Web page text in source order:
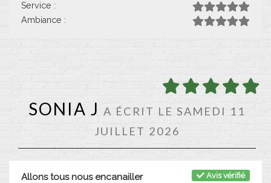
Service :
Ambiance :
SONIA J A ÉCRIT LE SAMEDI 11
JUILLET 2026
Avis vérifié
Allons tous nous encanailler